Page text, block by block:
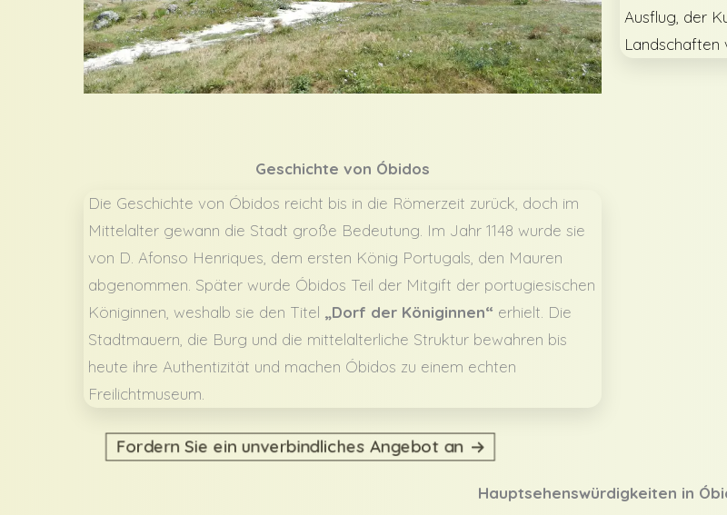
Ausflug, der
Landschaften
Geschichte von Óbidos
Die Geschichte von Óbidos reicht bis in die Römerzeit zurück, doch im
Mittelalter gewann die Stadt große Bedeutung. Im Jahr 1148 wurde sie
von D. Afonso Henriques, dem ersten König Portugals, den Mauren
abgenommen. Später wurde Óbidos Teil der Mitgift der portugiesischen
Königinnen, weshalb sie den Titel „Dorf der Königinnen“ erhielt. Die
Stadtmauern, die Burg und die mittelalterliche Struktur bewahren bis
heute ihre Authentizität und machen Óbidos zu einem echten
Freilichtmuseum.
Fordern Sie ein unverbindliches Angebot an
Hauptsehenswürdigkeiten in